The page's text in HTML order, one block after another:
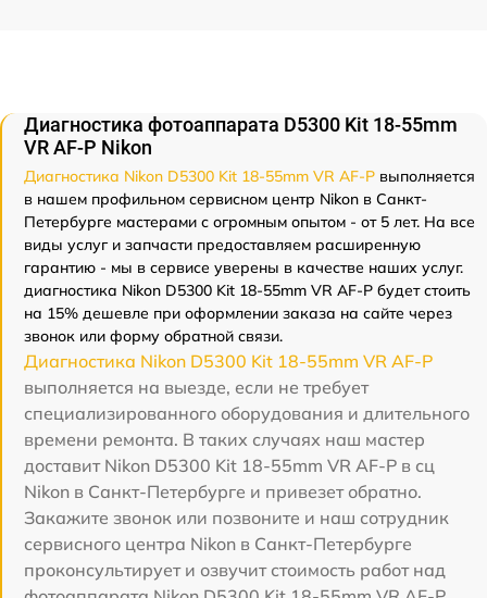
Диагностика фотоаппарата D5300 Kit 18-55mm
VR AF-P Nikon
Диагностика Nikon D5300 Kit 18-55mm VR AF-P выполняется
в нашем профильном сервисном центр Nikon в Санкт-
Петербурге мастерами с огромным опытом - от 5 лет. На все
виды услуг и запчасти предоставляем расширенную
гарантию - мы в сервисе уверены в качестве наших услуг.
диагностика Nikon D5300 Kit 18-55mm VR AF-P будет стоить
на 15% дешевле при оформлении заказа на сайте через
звонок или форму обратной связи.
Диагностика Nikon D5300 Kit 18-55mm VR AF-P
выполняется на выезде, если не требует
специализированного оборудования и длительного
времени ремонта. В таких случаях наш мастер
доставит Nikon D5300 Kit 18-55mm VR AF-P в сц
Nikon в Санкт-Петербурге и привезет обратно.
Закажите звонок или позвоните и наш сотрудник
сервисного центра Nikon в Санкт-Петербурге
проконсультирует и озвучит стоимость работ над